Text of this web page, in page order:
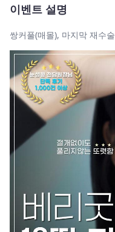
이벤트 설명
쌍커풀(매몰), 마지막 재수술